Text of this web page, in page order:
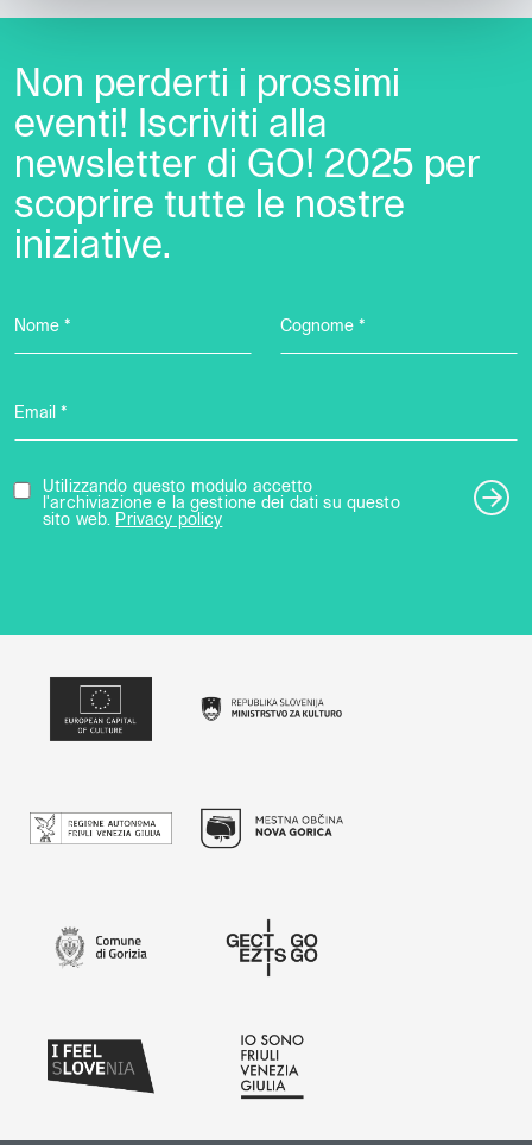
Non perderti i prossimi
eventi! Iscriviti alla
newsletter di GO! 2025 per
scoprire tutte le nostre
iniziative.
Nome * Cognome *
Email *
Utilizzando questo modulo accetto
l'archiviazione e la gestione dei dati su questo
sito web. Privacy policy